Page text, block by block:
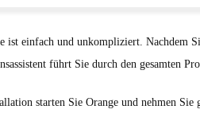
ist einfach und unkompliziert. Nachdem
führt Sie durch den gesamten
starten Sie Orange und nehmen